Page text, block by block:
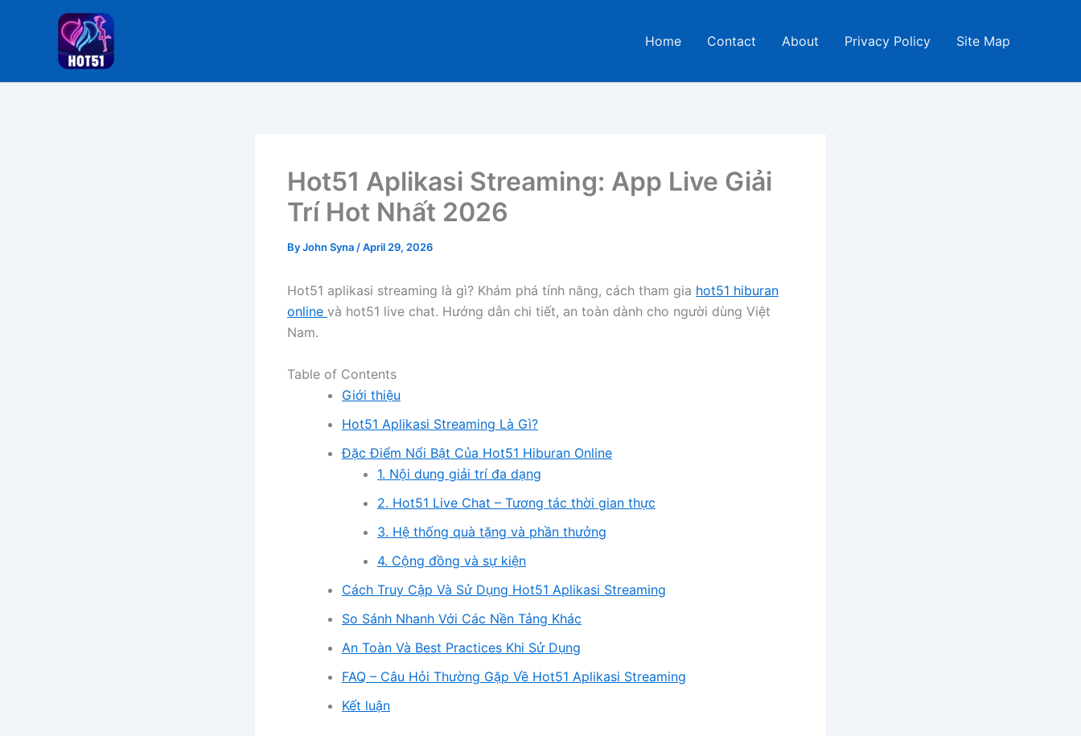
Home Contact About Privacy Policy Site Map
Hot51 Aplikasi Streaming: App Live Giải
Trí Hot Nhất 2026
ByJohn Syna /April 29, 2026
Hot51 aplikasi streaming là gì? Khám phá tính năng, cách tham gia hot51 hiburan
online và hot51 live chat. Hướng dẫn chi tiết, an toàn dành cho người dùng Việt
Nam.
Table of Contents
Giới thiệu
Hot51 Aplikasi Streaming Là Gì?
Đặc Điểm Nổi Bật Của Hot51 Hiburan Online
1. Nội dung giải trí đa dạng
2. Hot51 Live Chat – Tương tác thời gian thực
3. Hệ thống quà tặng và phần thưởng
4. Cộng đồng và sự kiện
Cách Truy Cập Và Sử Dụng Hot51 Aplikasi Streaming
So Sánh Nhanh Với Các Nền Tảng Khác
An Toàn Và Best Practices Khi Sử Dụng
FAQ – Câu Hỏi Thường Gặp Về Hot51 Aplikasi Streaming
Kết luận